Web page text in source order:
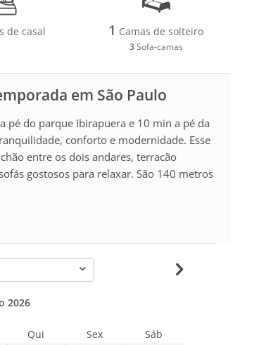
de casal 1 Camas de solteiro
3Sofa-camas
em São Paulo
pé do parque Ibirapuera e 10 min a pé da
conforto e modernidade. Esse
entre os dois andares, terracão
gostosos para relaxar. São 140 metros
2026
Qui Sex Sáb